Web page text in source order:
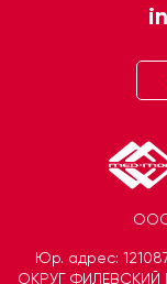
ООО
Юр. адрес:
ОКРУГ ФИЛЕВСКИЙ